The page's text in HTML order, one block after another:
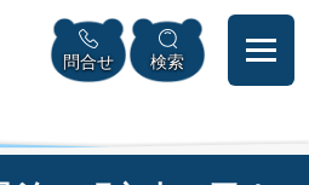
を飛ばして本文へ
問合せ 検索